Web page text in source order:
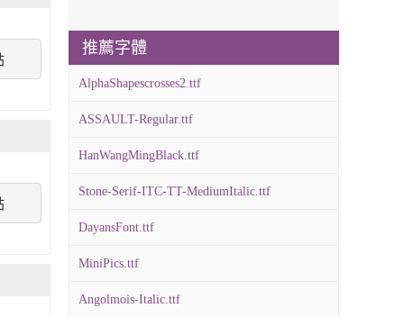
推薦字體
AlphaShapescrosses2.ttf
ASSAULT-Regular.ttf
HanWangMingBlack.ttf
Stone-Serif-ITC-TT-MediumItalic.ttf
DayansFont.ttf
MiniPics.ttf
Angolmois-Italic.ttf